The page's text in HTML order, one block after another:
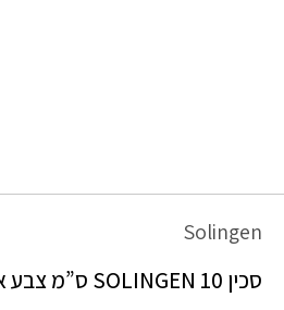
Solingen
סכין 10 SOLINGEN ס”מ צבע אדום